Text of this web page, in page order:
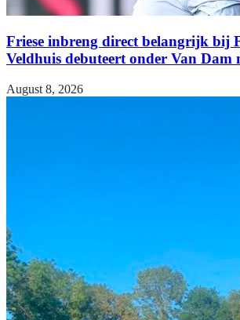
Friese inbreng direct belangrijk bij
Veldhuis debuteert onder Van Dam
August 8, 2026